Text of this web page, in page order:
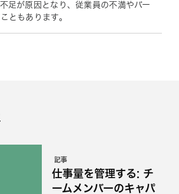
足が原因となり、従業員の不満やバー
ともあります。
記事
仕事量を管理する: チ
ームメンバーのキャパ